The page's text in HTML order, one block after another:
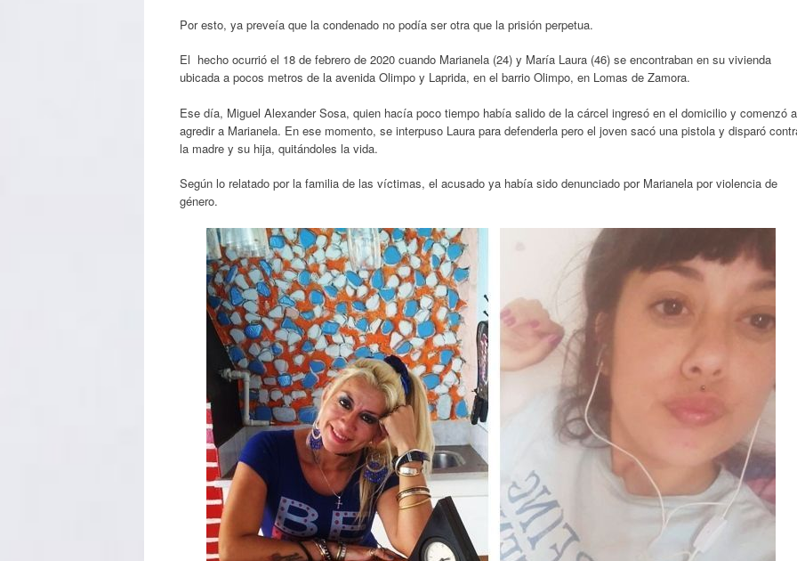
Por esto, ya preveía que la condenado no podía ser otra que la prisión perpetua.
El hecho ocurrió el 18 de febrero de 2020 cuando Marianela (24) y María Laura (46) se encontraban en su vivienda
ubicada a pocos metros de la avenida Olimpo y Laprida, en el barrio Olimpo, en Lomas de Zamora.
Ese día, Miguel Alexander Sosa, quien hacía poco tiempo había salido de la cárcel ingresó en el domicilio y comenzó a
agredir a Marianela. En ese momento, se interpuso Laura para defenderla pero el joven sacó una pistola y disparó
la madre y su hija, quitándoles la vida.
Según lo relatado por la familia de las víctimas, el acusado ya había sido denunciado por Marianela por violencia de
género.